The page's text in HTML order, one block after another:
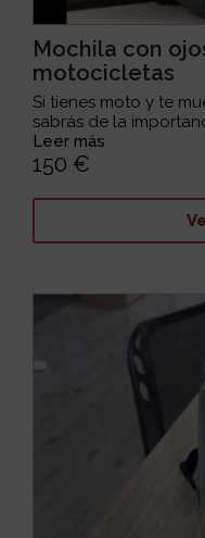
Mochila con
motocicletas
Si tienes moto y te
sabrás de la
Leer más
150 €